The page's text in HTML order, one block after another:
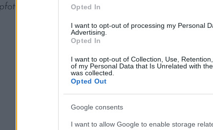
Opted In
I want to opt-out of processing my Personal
Advertising.
Opted In
I want to opt-out of Collection, Use,
of my Personal Data that Is Unrelated with
was collected.
Opted Out
Google consents
I want to allow Google to enable storage
/ Unsplash